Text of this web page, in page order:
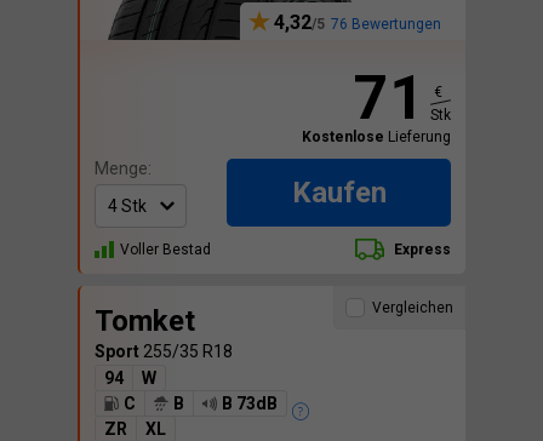
4,32 76 Bewertungen
71
€
Stk
Kostenlose Lieferung
Menge:
Kaufen
Voller Bestad Express
Tomket
Sport 255/35 R18
94
W
C
B
B 73dB
ZR
XL
Vergleichen